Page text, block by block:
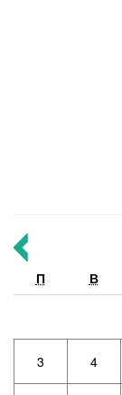
П
В
3 4